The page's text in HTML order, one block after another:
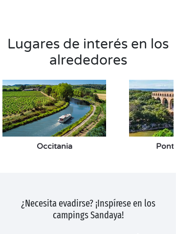
Lugares de interés en los
alrededores
Occitania Pont
¿Necesita evadirse? ¡Inspírese en los
campings Sandaya!